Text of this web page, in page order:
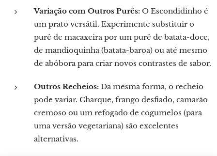
Variação com Outros Purês: O Escondidinho é
um prato versátil. Experimente substituir o
purê de macaxeira por um purê de batata-doce,
de mandioquinha (batata-baroa) ou até mesmo
de abóbora para criar novos contrastes de sabor.
Outros Recheios: Da mesma forma, o recheio
pode variar. Charque, frango desfiado, camarão
cremoso ou um refogado de cogumelos (para
uma versão vegetariana) são excelentes
alternativas.